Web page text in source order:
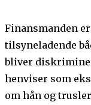
Finansmanden
tilsyneladende
bliver
henviser som
om hån og